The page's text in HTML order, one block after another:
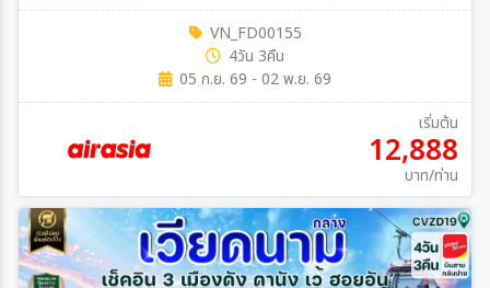
VN_FD00155
4วัน 3คืน
05 ก.ย. 69 - 02 พ.ย. 69
เริ่มต้น
12,888
บาท/ท่าน